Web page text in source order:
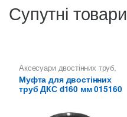
Супутні товари
Аксесуари двостінних труб,
Муфти з'єднувальні ДКС
Муфта для двостінних
труб ДКС d160 мм 015160